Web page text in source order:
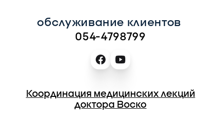
обслуживание клиентов
054-4798799
Координация медицинских лекций
доктора Воско